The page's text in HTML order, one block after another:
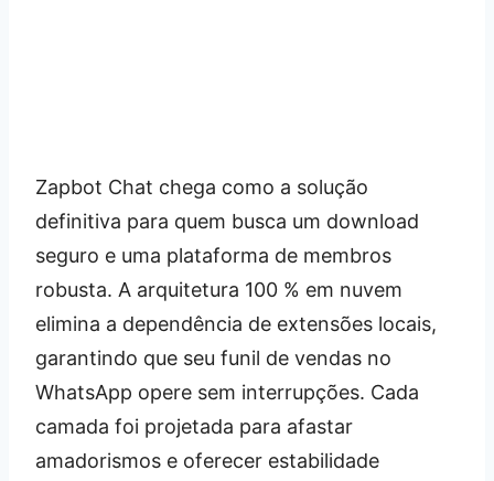
Zapbot Chat chega como a solução
definitiva para quem busca um download
seguro e uma plataforma de membros
robusta. A arquitetura 100 % em nuvem
elimina a dependência de extensões locais,
garantindo que seu funil de vendas no
WhatsApp opere sem interrupções. Cada
camada foi projetada para afastar
amadorismos e oferecer estabilidade